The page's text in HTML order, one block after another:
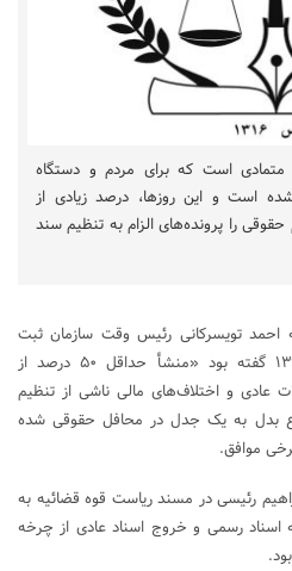
متمادی است که برای مردم و دستگاه
است و این روزها، درصد زیادی از
را پرونده‌های الزام به تنظیم سند
احمد تویسرکانی رئیس وقت سازمان ثبت
اسناد و املاک کشور در سال ۱۳۹۴ گفته بود «منشأ حداقل ۵۰ درصد از
عادی و اختلاف‌های مالی ناشی از تنظیم
بدل به یک جدل در محافل حقوقی شده
موافق.
رئیسی در مسند ریاست قوه قضائیه به
رسمی و خروج اسناد عادی از چرخه